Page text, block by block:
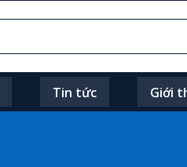
Tin tức Giới